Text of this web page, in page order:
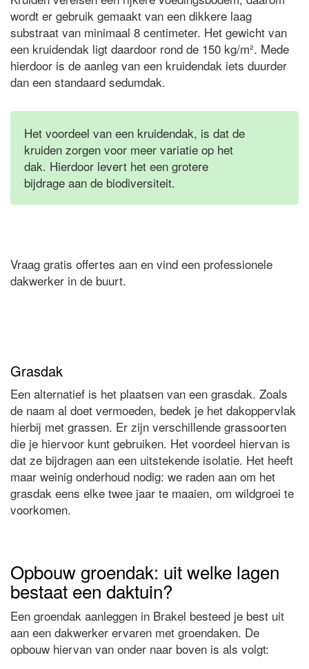
wordt er gebruik gemaakt van een dikkere laag
substraat van minimaal 8 centimeter. Het gewicht van
een kruidendak ligt daardoor rond de 150 kg/m². Mede
hierdoor is de aanleg van een kruidendak iets duurder
dan een standaard sedumdak.
Het voordeel van een kruidendak, is dat de
kruiden zorgen voor meer variatie op het
dak. Hierdoor levert het een grotere
bijdrage aan de biodiversiteit.
Vraag gratis offertes aan en vind een professionele
dakwerker in de buurt.
Grasdak
Een alternatief is het plaatsen van een grasdak. Zoals
de naam al doet vermoeden, bedek je het dakoppervlak
hierbij met grassen. Er zijn verschillende grassoorten
die je hiervoor kunt gebruiken. Het voordeel hiervan is
dat ze bijdragen aan een uitstekende isolatie. Het heeft
maar weinig onderhoud nodig: we raden aan om het
grasdak eens elke twee jaar te maaien, om wildgroei te
voorkomen.
Opbouw groendak: uit welke lagen
bestaat een daktuin?
Een groendak aanleggen in Brakel besteed je best uit
aan een dakwerker ervaren met groendaken. De
opbouw hiervan van onder naar boven is als volgt: